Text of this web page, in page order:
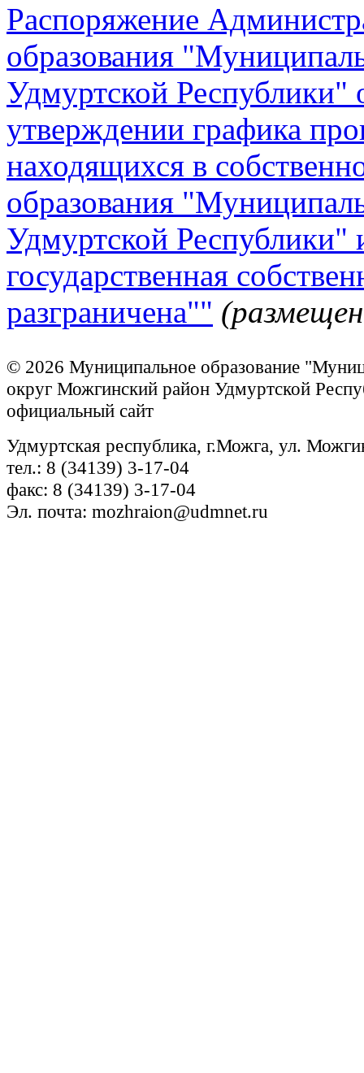
Распоряжение
образования
Удмуртской
утверждении графика
находящихся в
образования
Удмуртской Республики"
государственная
разграничена""
© 2026 Муниципальное образование
округ Можгинский район Удмуртской
официальный сайт
Удмуртская республика, г.Можга, ул.
тел.: 8 (34139) 3-17-04
факс: 8 (34139) 3-17-04
Эл. почта: mozhraion@udmnet.ru